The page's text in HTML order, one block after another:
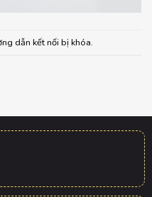
dẫn kết nối bị khóa.